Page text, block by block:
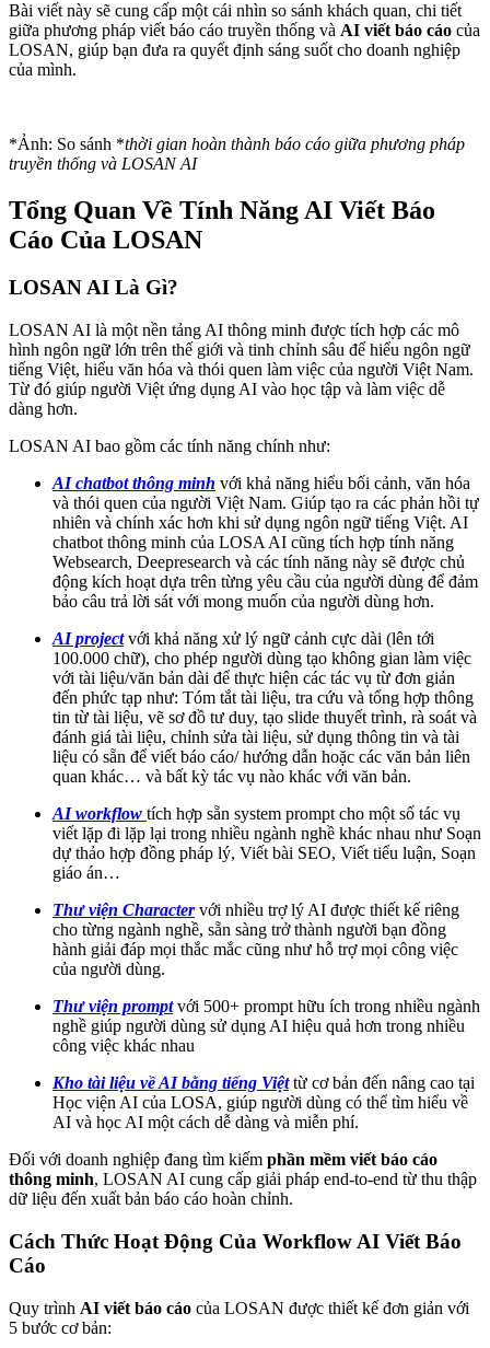
Bài viết này sẽ cung cấp một cái nhìn so sánh khách quan, chi tiết
giữa phương pháp viết báo cáo truyền thống và AI viết báo cáo của
LOSAN, giúp bạn đưa ra quyết định sáng suốt cho doanh nghiệp
của mình.
*Ảnh: So sánh *thời gian hoàn thành báo cáo giữa phương pháp
truyền thống và LOSAN AI
Tổng Quan Về Tính Năng AI Viết Báo
Cáo Của LOSAN
LOSAN AI Là Gì?
LOSAN AI là một nền tảng AI thông minh được tích hợp các mô
hình ngôn ngữ lớn trên thế giới và tinh chỉnh sâu để hiểu ngôn ngữ
tiếng Việt, hiểu văn hóa và thói quen làm việc của người Việt Nam.
Từ đó giúp người Việt ứng dụng AI vào học tập và làm việc dễ
dàng hơn.
LOSAN AI bao gồm các tính năng chính như:
AI chatbot thông minh với khả năng hiểu bối cảnh, văn hóa
và thói quen của người Việt Nam. Giúp tạo ra các phản hồi tự
nhiên và chính xác hơn khi sử dụng ngôn ngữ tiếng Việt. AI
chatbot thông minh của LOSA AI cũng tích hợp tính năng
Websearch, Deepresearch và các tính năng này sẽ được chủ
động kích hoạt dựa trên từng yêu cầu của người dùng để đảm
bảo câu trả lời sát với mong muốn của người dùng hơn.
AI projectvới khả năng xử lý ngữ cảnh cực dài (lên tới
100.000 chữ), cho phép người dùng tạo không gian làm việc
với tài liệu/văn bản dài để thực hiện các tác vụ từ đơn giản
đến phức tạp như: Tóm tắt tài liệu, tra cứu và tổng hợp thông
tin từ tài liệu, vẽ sơ đồ tư duy, tạo slide thuyết trình, rà soát và
đánh giá tài liệu, chỉnh sửa tài liệu, sử dụng thông tin và tài
liệu có sẵn để viết báo cáo/ hướng dẫn hoặc các văn bản liên
quan khác… và bất kỳ tác vụ nào khác với văn bản.
AI workflow tích hợp sẵn system prompt cho một số tác vụ
viết lặp đi lặp lại trong nhiều ngành nghề khác nhau như Soạn
dự thảo hợp đồng pháp lý, Viết bài SEO, Viết tiểu luận, Soạn
giáo án…
Thư viện Charactervới nhiều trợ lý AI được thiết kế riêng
cho từng ngành nghề, sẵn sàng trở thành người bạn đồng
hành giải đáp mọi thắc mắc cũng như hỗ trợ mọi công việc
của người dùng.
Thư viện prompt với 500+ prompt hữu ích trong nhiều ngành
nghề giúp người dùng sử dụng AI hiệu quả hơn trong nhiều
công việc khác nhau
Kho tài liệu về AI bằng tiếng Việttừ cơ bản đến nâng cao tại
Học viện AI của LOSA, giúp người dùng có thể tìm hiểu về
AI và học AI một cách dễ dàng và miễn phí.
Đối với doanh nghiệp đang tìm kiếm phần mềm viết báo cáo
thông minh, LOSAN AI cung cấp giải pháp end-to-end từ thu thập
dữ liệu đến xuất bản báo cáo hoàn chỉnh.
Cách Thức Hoạt Động Của Workflow AI Viết Báo
Cáo
Quy trình AI viết báo cáo của LOSAN được thiết kế đơn giản với
5 bước cơ bản: